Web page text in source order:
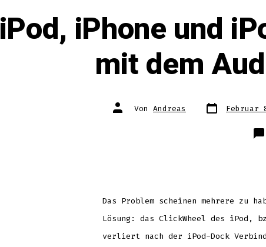
iPod, iPhone und
mit dem
Autor
des Von Andreas Datum
des Februar
Das Problem scheinen mehrere zu
Lösung: das ClickWheel des iPod,
verliert nach der iPod-Dock